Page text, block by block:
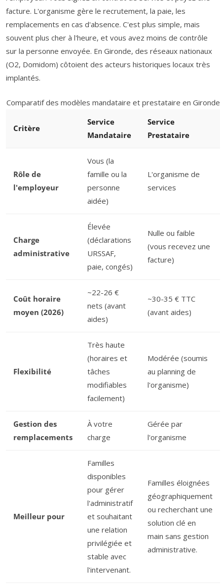
facture. L'organisme gère le recrutement, la paie, les
remplacements en cas d'absence. C'est plus simple, mais
souvent plus cher à l'heure, et vous avez moins de contrôle
sur la personne envoyée. En Gironde, des réseaux nationaux
(O2, Domidom) côtoient des acteurs historiques locaux très
implantés.
Comparatif des modèles mandataire et prestataire en Gironde
Critère
Service
Mandataire
Service
Prestataire
Rôle de
l'employeur
Vous (la
famille ou la
personne
aidée)
L'organisme de
services
Charge
administrative
Élevée
(déclarations
URSSAF,
paie, congés)
Nulle ou faible
(vous recevez une
facture)
Coût horaire
moyen (2026)
~22-26 €
nets (avant
aides)
~30-35 € TTC
(avant aides)
Flexibilité
Très haute
(horaires et
tâches
modifiables
facilement)
Modérée (soumis
au planning de
l'organisme)
Gestion des
remplacements
À votre
charge
Gérée par
l'organisme
Meilleur pour
Familles
disponibles
pour gérer
l'administratif
et souhaitant
une relation
privilégiée et
stable avec
l'intervenant.
Familles éloignées
géographiquement
ou recherchant une
solution clé en
main sans gestion
administrative.